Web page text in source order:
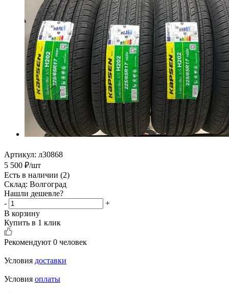
Артикул: л30868
5 500 ₽/шт
Есть в наличии (2)
Склад: Волгоград
Нашли дешевле?
-
+
В корзину
Купить в 1 клик
Рекомендуют 0 человек
Условия доставки
Условия оплаты